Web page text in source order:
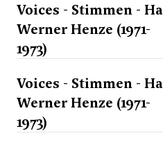
Voices - Stimmen -
Werner Henze (1971-
1973)
Voices - Stimmen -
Werner Henze (1971-
1973)